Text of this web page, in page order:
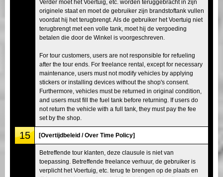
Verder moet het Voertuig, etc. worden teruggebracht in zijn
originele staat en moet de gebruiker zijn brandstoftank vullen
voordat hij het terugbrengt. Als de gebruiker het Voertuig niet
terugbrengt met een volle tank, moet hij de vergoeding
betalen die door de Winkel is voorgeschreven.
For tour customers, users are not responsible for refueling
after the tour ends. For freelance rental, except for necessary
maintenance, users must not modify vehicles by applying
stickers or installing devices without the shop's consent.
Furthermore, vehicles must be returned in original condition,
and users must fill the fuel tank before returning. If users do
not return the vehicle with a full tank, they must pay the fee
set by the shop.
15 [Overtijdbeleid / Over Time Policy]
Betreffende tour klanten, deze clausule is niet van
toepassing. Betreffende freelance verhuur, de gebruiker is
verplicht het Voertuig, etc. terug te brengen op de plaats en